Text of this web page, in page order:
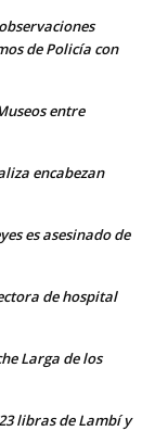
de Policía con
entre
encabezan
es asesinado de
de hospital
Larga de los
libras de Lambí y